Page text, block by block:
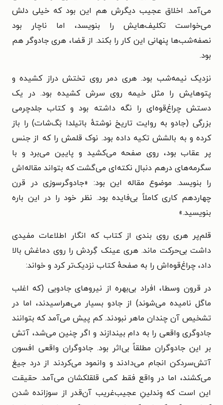
می‌آمد. اخلاق عجیب دیگرش هم این بود که خیلی دلش
می‌خواست تکلیف‌هایش را بنویسد، اما ناچار بود
نصفه‌شب‌ها پنهانی این کار را بکند. از قضا، هری جادوگر هم
بود.
نزدیک نیمه‌شب بود. هری دمر روی تختش دراز کشیده و
پتوهایش را مثل خیمه روی سرش کشیده بود. در یک
دستش چراغ‌قوه‌ای را نگه داشته بود و کتاب جلدچرمی
بزرگی (جادو به روایت تاریخ نوشتهٔ باتیلدا بَگ‌شات) را باز
کرده و به بالشش تکیه داده بود. نوک قلمش را که از جنس
پر عقاب بود، روی صفحه می‌کشید و پایین می‌برد و با
سگرمه‌های درهم دنبال نکته‌ای می‌گشت که بتواند مقاله‌اش
را بنویسد. موضوع مقاله این بود: «جادوگرسوزی در قرن
چهاردهم کاری کاملاً بی‌فایده بود. نظر خود را در این باره
بنویسید.»
قلم‌پر هری روی بندی از کتاب که انگار اطلاعات مفیدی
داشت بی‌حرکت ماند. هری عینک گِردش را روی دماغش بالا
داد، چراغ‌قوه‌اش را به صفحهٔ کتاب نزدیک‌تر کرد و خواند:
در قرون وسطا، افراد بی‌بهره از نیروهای جادویی (که اغلب
ماگل نامیده می‌شوند) از جادو بسیار می‌هراسیدند، اما در
تشخیص آن چندان ماهر نبودند. کم پیش می‌آمد که بتوانند
جادوگری واقعی را به دام بیندازند و اگر چنین می‌شد، آتش
بر این جادوگران مطلقاً بی‌اثر بود. جادوگران واقعی افسون
آتش‌سردکن انجام می‌دادند و وانمود می‌کردند از درد جیغ
می‌کشند، اما در واقع فقط کمی قلقلکشان می‌آمد. حقیقت
این است که وِندلینِ عجیب‌غریب آن‌قدر از سوزانده شدن